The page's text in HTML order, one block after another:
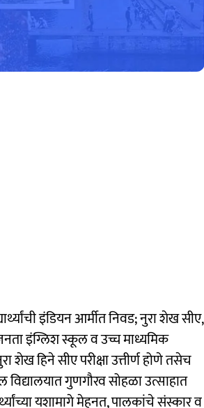
इंडियन आर्मीत निवड; नुरा शेख सीए,
इंग्लिश स्कूल व उच्च माध्यमिक
शेख हिने सीए परीक्षा उत्तीर्ण होणे तसेच
विद्यालयात गुणगौरव सोहळा उत्साहात
यशामागे मेहनत, पालकांचे संस्कार व